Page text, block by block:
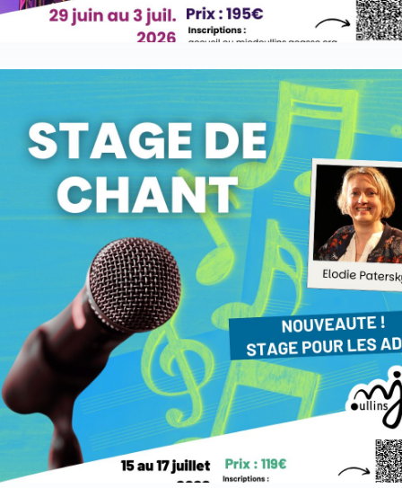
Stage ados: Stage de Chant
animé par Elodie Patersky
Ces 3 jours, on va en profiter pour chanter, travailler sa
technique et essayer de produire un mini concert le
soir, sur la scène du Plateau, en conditions de scène
professionnelle, avec lumière et musique !
Les horaires : 9-12/14h-17h, repas tiré du sac le midi.
Tarif : 119€ (adhésion obligatoire)
Du 15 au 17 juillet 2026
Film de présentation du stage
S'INSCRIRE